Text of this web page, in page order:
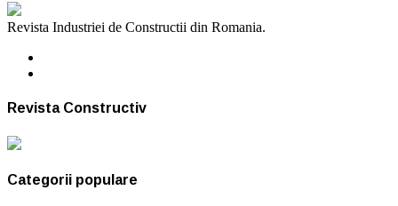
Revista Industriei de Constructii din Romania.
Revista Constructiv
Categorii populare